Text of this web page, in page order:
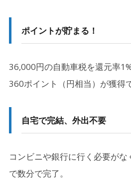
ポイントが貯まる！
36,000円の自動車税を還元率
360ポイント（円相当）が獲得
自宅で完結、外出不要
コンビニや銀行に行く必要が
で数分で完了。